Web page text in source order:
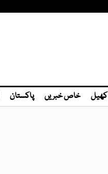
کھیل خاص خبریں پاکستان